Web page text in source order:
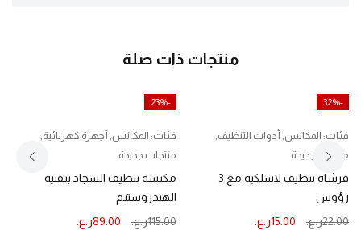
منتجات ذات صلة
-32%
فئات: المكانس, أدوات التنظيف,
منتجات جديدة
فرشاة تنظيف لاسلكية مع 3
رؤوس
22.00ر.ع. 15.00ر.ع.
-23%
فئات: المكانس, أجهزة كهربائية,
منتجات جديدة
مكنسة تنظيف السجاد بتقنية
الهيدروستيم
115.00ر.ع. 89.00ر.ع.